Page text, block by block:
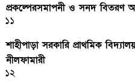
প্রকল্পেরসমাপনী ও সনদ বিতরণ
১১
শাহীপাড়া সরকারি প্রাথমিক
নীলফামারী
১২